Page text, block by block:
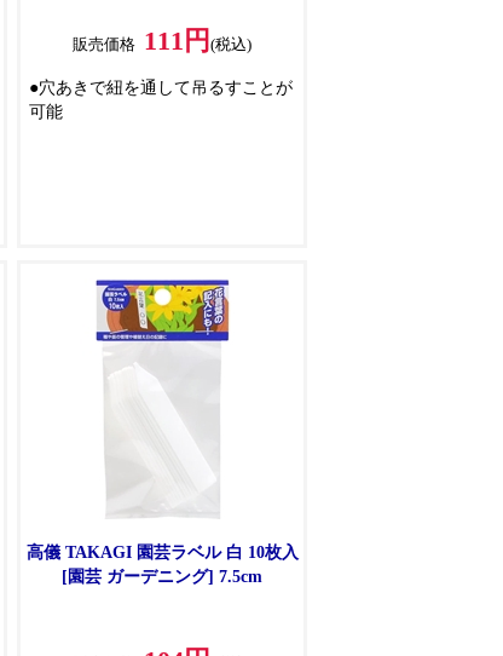
販売価格 111円 (税込)
●穴あきで紐を通して吊るすことが
可能
高儀 TAKAGI 園芸ラベル 白 10枚入
[園芸 ガーデニング] 7.5cm